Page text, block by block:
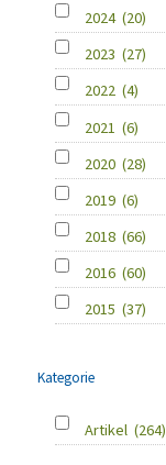
2024 (20)
2023 (27)
2022 (4)
2021 (6)
2020 (28)
2019 (6)
2018 (66)
2016 (60)
2015 (37)
Kategorie
Artikel (264)